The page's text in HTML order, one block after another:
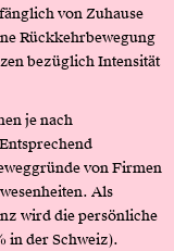
von Zuhause
Rückkehrbewegung
bezüglich Intensität
je nach
von Firmen
Als
wird die persönliche
in der Schweiz).